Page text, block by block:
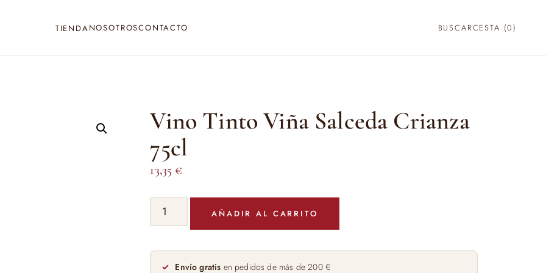
TIENDANOSOTROSCONTACTO BUSCARCESTA (0)
Vino Tinto Viña Salceda Crianza
75cl
13,35 €
Vino
Tinto
Salceda
Crianza
AÑADIR AL CARRITO
Envío gratis en pedidos de más de 200 €